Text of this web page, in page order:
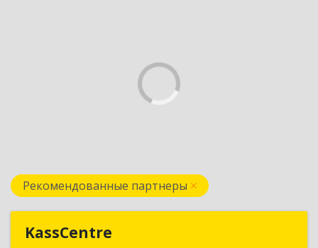
Рекомендованные партнеры
KassCentre